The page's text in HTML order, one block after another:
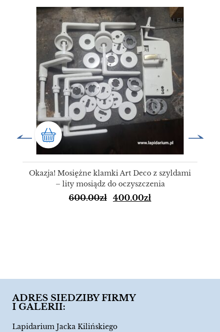
SALE!
Okazja! Mosiężne klamki Art Deco z szyldami
– lity mosiądz do oczyszczenia
600.00zł 400.00zł
ADRES SIEDZIBY FIRMY
I GALERII:
Lapidarium Jacka Kilińskiego